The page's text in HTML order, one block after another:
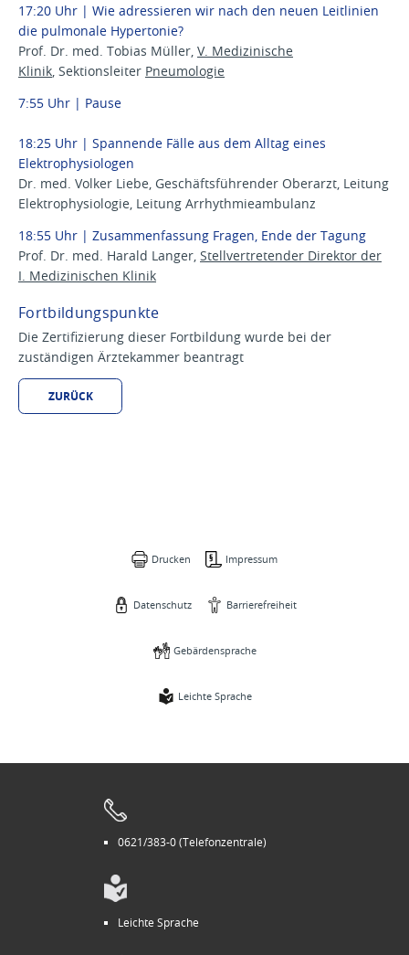
17:20 Uhr | Wie adressieren wir nach den neuen Leitlinien
die pulmonale Hypertonie?
Prof. Dr. med. Tobias Müller, V. Medizinische
Klinik, Sektionsleiter Pneumologie
7:55 Uhr | Pause
18:25 Uhr | Spannende Fälle aus dem Alltag eines
Elektrophysiologen
Dr. med. Volker Liebe, Geschäftsführender Oberarzt, Leitung
Elektrophysiologie, Leitung Arrhythmieambulanz
18:55 Uhr | Zusammenfassung Fragen, Ende der Tagung
Prof. Dr. med. Harald Langer, Stellvertretender Direktor der
I. Medizinischen Klinik
Fortbildungspunkte
Die Zertifizierung dieser Fortbildung wurde bei der
zuständigen Ärztekammer beantragt
ZURÜCK
Drucken Impressum
Datenschutz Barrierefreiheit
Gebärdensprache
Leichte Sprache
0621/383-0 (Telefonzentrale)
Leichte Sprache